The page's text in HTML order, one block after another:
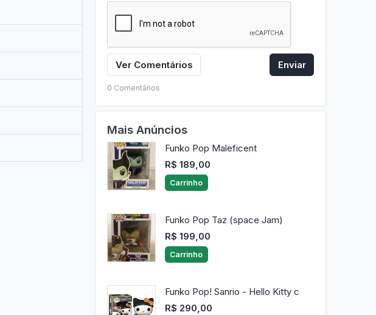
Ver Comentários Enviar
0 Comentários
Mais Anúncios
Funko Pop Maleficent
R$ 189,00
Carrinho
Funko Pop Taz (space Jam)
R$ 199,00
Carrinho
Funko Pop! Sanrio - Hello Kitty c
R$ 290,00